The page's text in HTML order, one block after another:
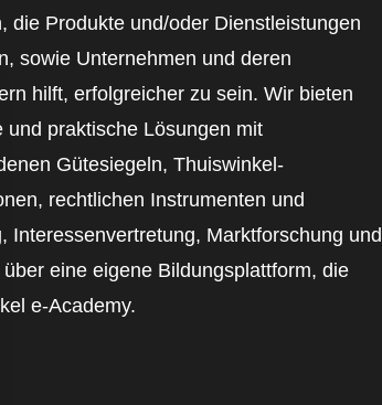
die Produkte und/oder Dienstleistungen
sowie Unternehmen und deren
hilft, erfolgreicher zu sein. Wir bieten
und praktische Lösungen mit
Gütesiegeln, Thuiswinkel-
rechtlichen Instrumenten und
Interessenvertretung, Marktforschung und
eine eigene Bildungsplattform, die
e-Academy.